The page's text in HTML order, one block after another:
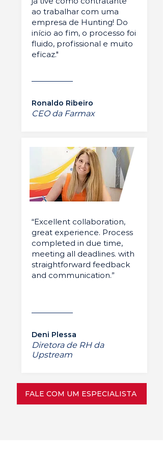
ao trabalhar com uma
empresa de Hunting! Do
início ao fim, o processo foi
fluido, profissional e muito
eficaz."
Ronaldo Ribeiro
CEO da Farmax
“Excellent collaboration,
great experience. Process
completed in due time,
meeting all deadlines. with
straightforward feedback
and communication.”
Deni Plessa
Diretora de RH da
Upstream
FALE COM UM ESPECIALISTA